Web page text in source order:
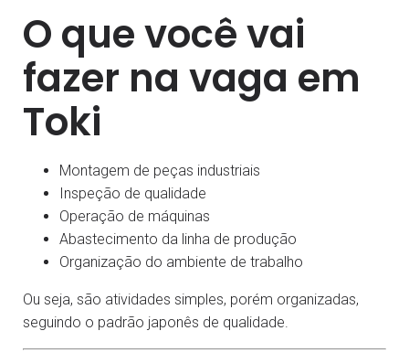
O que você vai
fazer na vaga em
Toki
Montagem de peças industriais
Inspeção de qualidade
Operação de máquinas
Abastecimento da linha de produção
Organização do ambiente de trabalho
Ou seja, são atividades simples, porém organizadas,
seguindo o padrão japonês de qualidade.